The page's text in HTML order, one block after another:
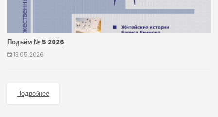
Подъём № 5 2026
13.05.2026
Подробнее